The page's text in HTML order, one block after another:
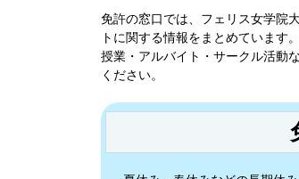
免許の窓口では、 フェリス女学院
トに関する情報をまとめています。
授業・アルバイト・サークル活動
ください。